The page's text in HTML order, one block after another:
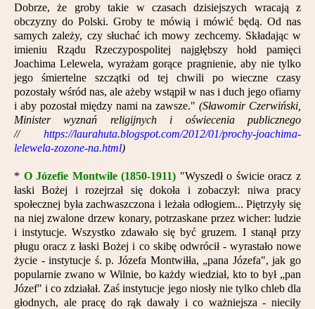
Dobrze, że groby takie w czasach dzisiejszych wracają z
obczyzny do Polski. Groby te mówią i mówić będą. Od nas
samych zależy, czy słuchać ich mowy zechcemy. Składając w
imieniu Rządu Rzeczypospolitej najgłębszy hołd pamięci
Joachima Lelewela, wyrażam gorące pragnienie, aby nie tylko
jego śmiertelne szczątki od tej chwili po wieczne czasy
pozostały wśród nas, ale ażeby wstąpił w nas i duch jego ofiarny
i aby pozostał między nami na zawsze." (Sławomir Czerwiński,
Minister wyznań religijnych i oświecenia publicznego
// https://laurahuta.blogspot.com/2012/01/prochy-joachima-
lelewela-zozone-na.html)
* O Józefie Montwile (1850-1911) "Wyszedł o świcie oracz z
łaski Bożej i rozejrzał się dokoła i zobaczył: niwa pracy
społecznej była zachwaszczona i leżała odłogiem... Piętrzyły się
na niej zwalone drzew konary, potrzaskane przez wicher: ludzie
i instytucje. Wszystko zdawało się być gruzem. I stanął przy
pługu oracz z łaski Bożej i co skibę odwrócił - wyrastało nowe
życie - instytucje ś. p. Józefa Montwiłła, „pana Józefa", jak go
popularnie zwano w Wilnie, bo każdy wiedział, kto to był „pan
Józef" i co zdziałał. Zaś instytucje jego niosły nie tylko chleb dla
głodnych, ale pracę do rąk dawały i co ważniejsza - nieciły